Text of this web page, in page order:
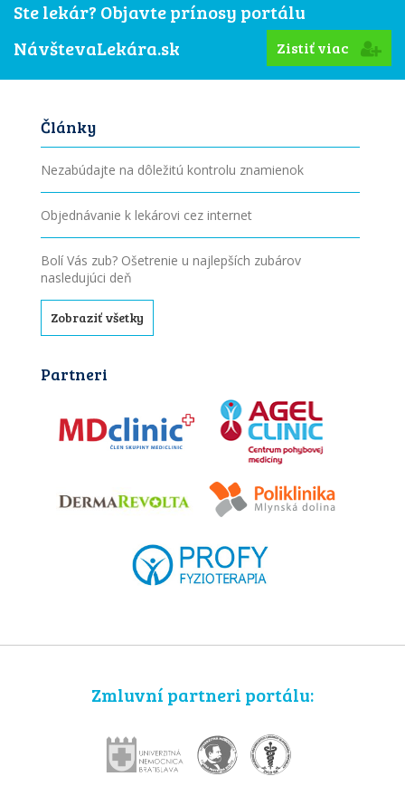
Ste lekár? Objavte prínosy portálu
NávštevaLekára.sk
Zistiť viac
Články
Nezabúdajte na dôležitú kontrolu znamienok
Objednávanie k lekárovi cez internet
Bolí Vás zub? Ošetrenie u najlepších zubárov
nasledujúci deň
Zobraziť všetky
Partneri
Zmluvní partneri portálu: